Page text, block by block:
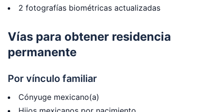
2 fotografías biométricas actualizadas
Vías para obtener residencia
permanente
Por vínculo familiar
Cónyuge mexicano(a)